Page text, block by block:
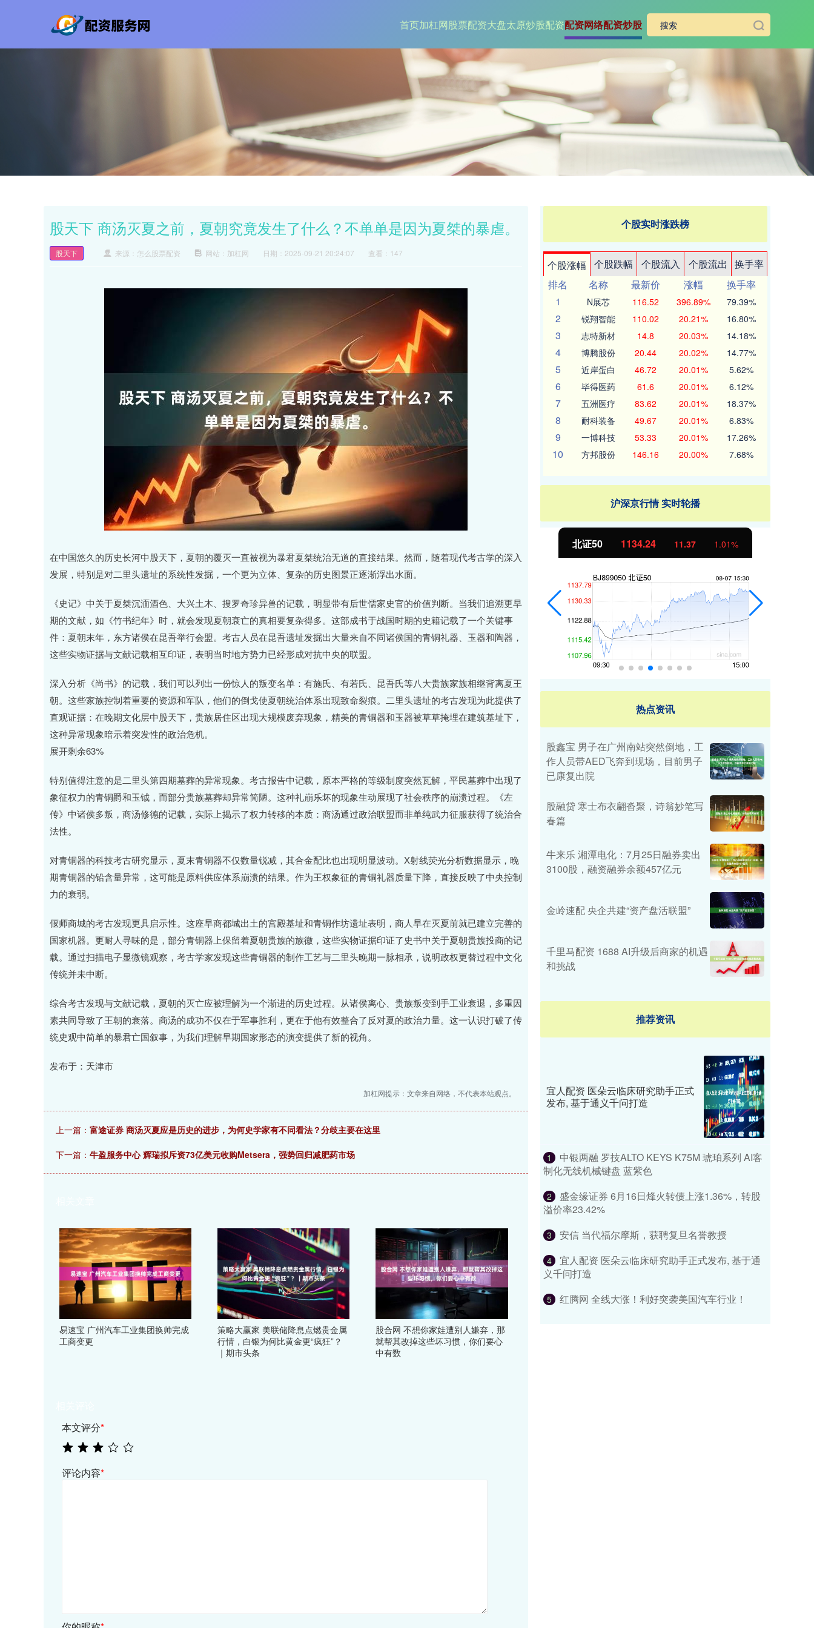
首页加杠网股票配资大盘太原炒股配资配资网络配资炒股
股天下 商汤灭夏之前，夏朝究竟发生了什么？不单单是因为夏桀的暴虐。
股天下 来源：怎么股票配资 网站：加杠网 日期：2025-09-21 20:24:07 查看：147
在中国悠久的历史长河中股天下，夏朝的覆灭一直被视为暴君夏桀统治无道的直接结果。然而，随着现代考古学的深入
发展，特别是对二里头遗址的系统性发掘，一个更为立体、复杂的历史图景正逐渐浮出水面。
《史记》中关于夏桀沉湎酒色、大兴土木、搜罗奇珍异兽的记载，明显带有后世儒家史官的价值判断。当我们追溯更早
期的文献，如《竹书纪年》时，就会发现夏朝衰亡的真相要复杂得多。这部成书于战国时期的史籍记载了一个关键事
件：夏朝末年，东方诸侯在昆吾举行会盟。考古人员在昆吾遗址发掘出大量来自不同诸侯国的青铜礼器、玉器和陶器，
这些实物证据与文献记载相互印证，表明当时地方势力已经形成对抗中央的联盟。
深入分析《尚书》的记载，我们可以列出一份惊人的叛变名单：有施氏、有若氏、昆吾氏等八大贵族家族相继背离夏王
朝。这些家族控制着重要的资源和军队，他们的倒戈使夏朝统治体系出现致命裂痕。二里头遗址的考古发现为此提供了
直观证据：在晚期文化层中股天下，贵族居住区出现大规模废弃现象，精美的青铜器和玉器被草草掩埋在建筑基址下，
这种异常现象暗示着突发性的政治危机。
展开剩余63%
特别值得注意的是二里头第四期墓葬的异常现象。考古报告中记载，原本严格的等级制度突然瓦解，平民墓葬中出现了
象征权力的青铜爵和玉钺，而部分贵族墓葬却异常简陋。这种礼崩乐坏的现象生动展现了社会秩序的崩溃过程。《左
传》中诸侯多叛，商汤修德的记载，实际上揭示了权力转移的本质：商汤通过政治联盟而非单纯武力征服获得了统治合
法性。
对青铜器的科技考古研究显示，夏末青铜器不仅数量锐减，其合金配比也出现明显波动。X射线荧光分析数据显示，晚
期青铜器的铅含量异常，这可能是原料供应体系崩溃的结果。作为王权象征的青铜礼器质量下降，直接反映了中央控制
力的衰弱。
偃师商城的考古发现更具启示性。这座早商都城出土的宫殿基址和青铜作坊遗址表明，商人早在灭夏前就已建立完善的
国家机器。更耐人寻味的是，部分青铜器上保留着夏朝贵族的族徽，这些实物证据印证了史书中关于夏朝贵族投商的记
载。通过扫描电子显微镜观察，考古学家发现这些青铜器的制作工艺与二里头晚期一脉相承，说明政权更替过程中文化
传统并未中断。
综合考古发现与文献记载，夏朝的灭亡应被理解为一个渐进的历史过程。从诸侯离心、贵族叛变到手工业衰退，多重因
素共同导致了王朝的衰落。商汤的成功不仅在于军事胜利，更在于他有效整合了反对夏的政治力量。这一认识打破了传
统史观中简单的暴君亡国叙事，为我们理解早期国家形态的演变提供了新的视角。
发布于：天津市
加杠网提示：文章来自网络，不代表本站观点。
上一篇： 富途证券 商汤灭夏应是历史的进步，为何史学家有不同看法？分歧主要在这里
下一篇： 牛盈服务中心 辉瑞拟斥资73亿美元收购Metsera，强势回归减肥药市场
易速宝 广州汽车工业集团换帅完成
工商变更
策略大赢家 美联储降息点燃贵金属
行情，白银为何比黄金更“疯狂”？
｜期市头条
股合网 不想你家娃遭别人嫌弃，那
就帮其改掉这些坏习惯，你们要心
中有数
本文评分*
评论内容*
个股实时涨跌榜
个股涨幅 个股跌幅 个股流入 个股流出
换手率
排名
名称 最新价 涨幅
换手率
1
N展芯 116.52 396.89% 79.39%
2 锐翔智能 110.02 20.21% 16.80%
3 志特新材 14.8 20.03% 14.18%
4 博腾股份 20.44 20.02% 14.77%
5 近岸蛋白 46.72 20.01% 5.62%
6 毕得医药 61.6 20.01% 6.12%
7 五洲医疗 83.62 20.01% 18.37%
8 耐科装备 49.67 20.01% 6.83%
9 一博科技 53.33 20.01% 17.26%
10 方邦股份 146.16 20.00% 7.68%
沪深京行情 实时轮播
北证50 1134.24 11.37 1.01%
热点资讯
股鑫宝 男子在广州南站突然倒地，工
作人员带AED飞奔到现场，目前男子
已康复出院
股融贷 寒士布衣翩沓聚，诗翁妙笔写
春篇
牛来乐 湘潭电化：7月25日融券卖出
3100股，融资融券余额457亿元
金岭速配 央企共建“资产盘活联盟”
千里马配资 1688 AI升级后商家的机遇
和挑战
推荐资讯
宜人配资 医朵云临床研究助手正式
发布, 基于通义千问打造
1
中银两融 罗技ALTO KEYS K75M 琥珀系列 AI客
制化无线机械键盘 蓝紫色
2
盛金缘证券 6月16日烽火转债上涨1.36%，转股
溢价率23.42%
3 安信 当代福尔摩斯，获聘复旦名誉教授
4
宜人配资 医朵云临床研究助手正式发布, 基于通
义千问打造
5 红腾网 全线大涨！利好突袭美国汽车行业！